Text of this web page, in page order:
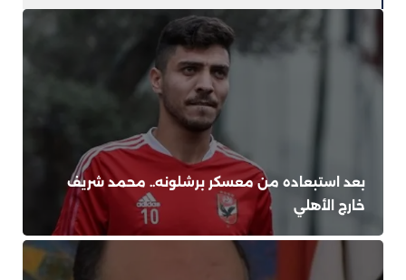
بعد استبعاده من معسكر برشلونه.. محمد شريف
خارج الأهلي